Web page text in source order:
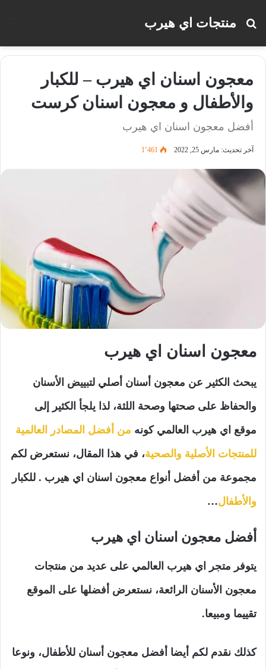
منتجات اي هيرب
بحث
معجون اسنان اي هيرب – للكبار
والأطفال و معجون اسنان كرست
أفضل معجون اسنان اي هيرب
آخر تحديث: مارس 25, 2022 1٬461
معجون اسنان اي هيرب
يبحث الكثير عن معجون أسنان أصلي لتبييض الأسنان
والحفاظ على صحتها وصحة اللثة، لذا يلجأ الكثير إلى
موقع اي هيرب العالمي كونه من أفضل المصادر العالمية
للمنتجات الأصلية والصحية، في هذا المقال، نستعرض لكم
مجموعة من أفضل أنواع معجون اسنان اي هيرب . للكبار
والأطفال…
أفضل معجون اسنان اي هيرب
يتوفر متجر اي هيرب العالمي على عديد من منتجات
معجون الأسنان الرائعة، نستعرض أفضلها على الموقع
تقييما ومبيعا.
كذلك نقدم لكم أيضا أفضل معجون أسنان للأطفال، ونوعا